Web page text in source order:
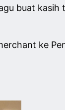
buat kasih
ke